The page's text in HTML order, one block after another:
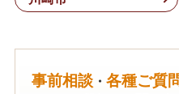
事前相談 ・ 各種ご質